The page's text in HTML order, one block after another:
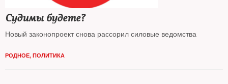
Судимы будете?
Новый законопроект снова рассорил силовые ведомства
РОДНОЕ, ПОЛИТИКА